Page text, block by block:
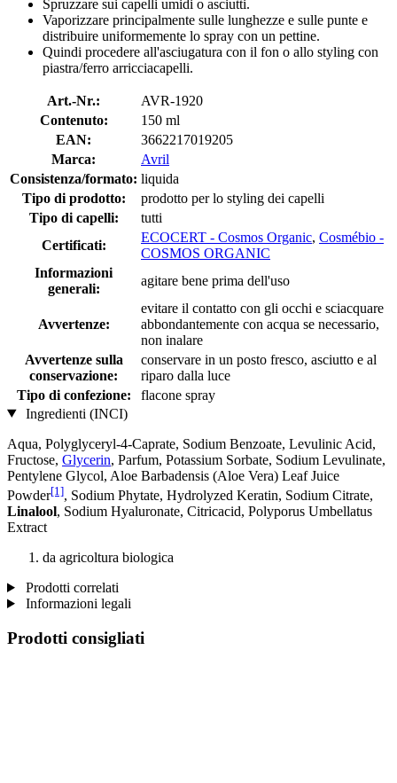
Spruzzare sui capelli umidi o asciutti.
Vaporizzare principalmente sulle lunghezze e sulle punte e
distribuire uniformemente lo spray con un pettine.
Quindi procedere all'asciugatura con il fon o allo styling con
piastra/ferro arricciacapelli.
Art.-Nr.:
AVR-1920
Contenuto:
150 ml
EAN:
3662217019205
Marca:
Avril
Consistenza/formato: liquida
Tipo di prodotto:
prodotto per lo styling dei capelli
Tipo di capelli:
tutti
Certificati:
ECOCERT - Cosmos Organic, Cosmébio -
COSMOS ORGANIC
Informazioni
generali:
agitare bene prima dell'uso
Avvertenze:
evitare il contatto con gli occhi e sciacquare
abbondantemente con acqua se necessario,
non inalare
Avvertenze sulla
conservazione:
conservare in un posto fresco, asciutto e al
riparo dalla luce
Tipo di confezione:
flacone spray
Ingredienti (INCI)
Aqua, Polyglyceryl-4-Caprate, Sodium Benzoate, Levulinic Acid,
Fructose, Glycerin, Parfum, Potassium Sorbate, Sodium Levulinate,
Pentylene Glycol, Aloe Barbadensis (Aloe Vera) Leaf Juice
Powder[1], Sodium Phytate, Hydrolyzed Keratin, Sodium Citrate,
Linalool, Sodium Hyaluronate, Citricacid, Polyporus Umbellatus
Extract
da agricoltura biologica
Prodotti correlati
Informazioni legali
Prodotti consigliati